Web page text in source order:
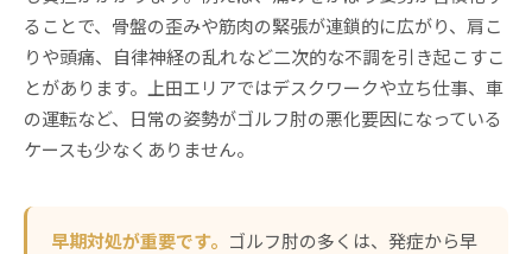
ることで、骨盤の歪みや筋肉の緊張が連鎖的に広がり、肩こ
りや頭痛、自律神経の乱れなど二次的な不調を引き起こすこ
とがあります。上田エリアではデスクワークや立ち仕事、車
の運転など、日常の姿勢がゴルフ肘の悪化要因になっている
ケースも少なくありません。
早期対処が重要です。 ゴルフ肘の多くは、発症から早